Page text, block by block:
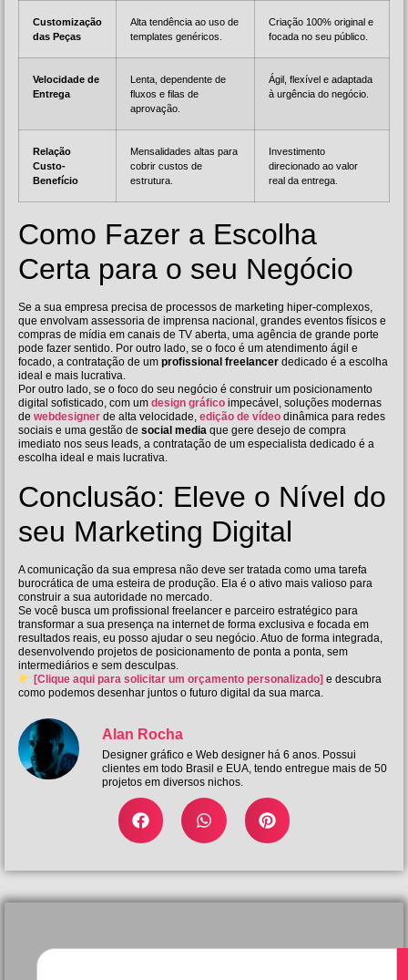
Customização
das Peças
Alta tendência ao uso de
templates genéricos.
Criação 100% original e
focada no seu público.
Velocidade de
Entrega
Lenta, dependente de
fluxos e filas de
aprovação.
Ágil, flexível e adaptada
à urgência do negócio.
Relação
Custo-
Benefício
Mensalidades altas para
cobrir custos de
estrutura.
Investimento
direcionado ao valor
real da entrega.
Como Fazer a Escolha
Certa para o seu Negócio
Se a sua empresa precisa de processos de marketing hiper-complexos,
que envolvam assessoria de imprensa nacional, grandes eventos físicos e
compras de mídia em canais de TV aberta, uma agência de grande porte
pode fazer sentido. Por outro lado, se o foco é um atendimento ágil e
focado, a contratação de um profissional freelancer dedicado é a escolha
ideal e mais lucrativa.
Por outro lado, se o foco do seu negócio é construir um posicionamento
digital sofisticado, com um design gráfico impecável, soluções modernas
de webdesigner de alta velocidade, edição de vídeo dinâmica para redes
sociais e uma gestão de social media que gere desejo de compra
imediato nos seus leads, a contratação de um especialista dedicado é a
escolha ideal e mais lucrativa.
Conclusão: Eleve o Nível do
seu Marketing Digital
A comunicação da sua empresa não deve ser tratada como uma tarefa
burocrática de uma esteira de produção. Ela é o ativo mais valioso para
construir a sua autoridade no mercado.
Se você busca um profissional freelancer e parceiro estratégico para
transformar a sua presença na internet de forma exclusiva e focada em
resultados reais, eu posso ajudar o seu negócio. Atuo de forma integrada,
desenvolvendo projetos de posicionamento de ponta a ponta, sem
intermediários e sem desculpas.
[Clique aqui para solicitar um orçamento personalizado]e descubra
como podemos desenhar juntos o futuro digital da sua marca.
Alan Rocha
Designer gráfico e Web designer há 6 anos. Possui
clientes em todo Brasil e EUA, tendo entregue mais de 50
projetos em diversos nichos.